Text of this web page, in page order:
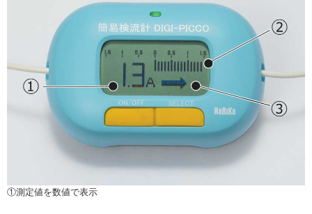
①測定値を数値で表示